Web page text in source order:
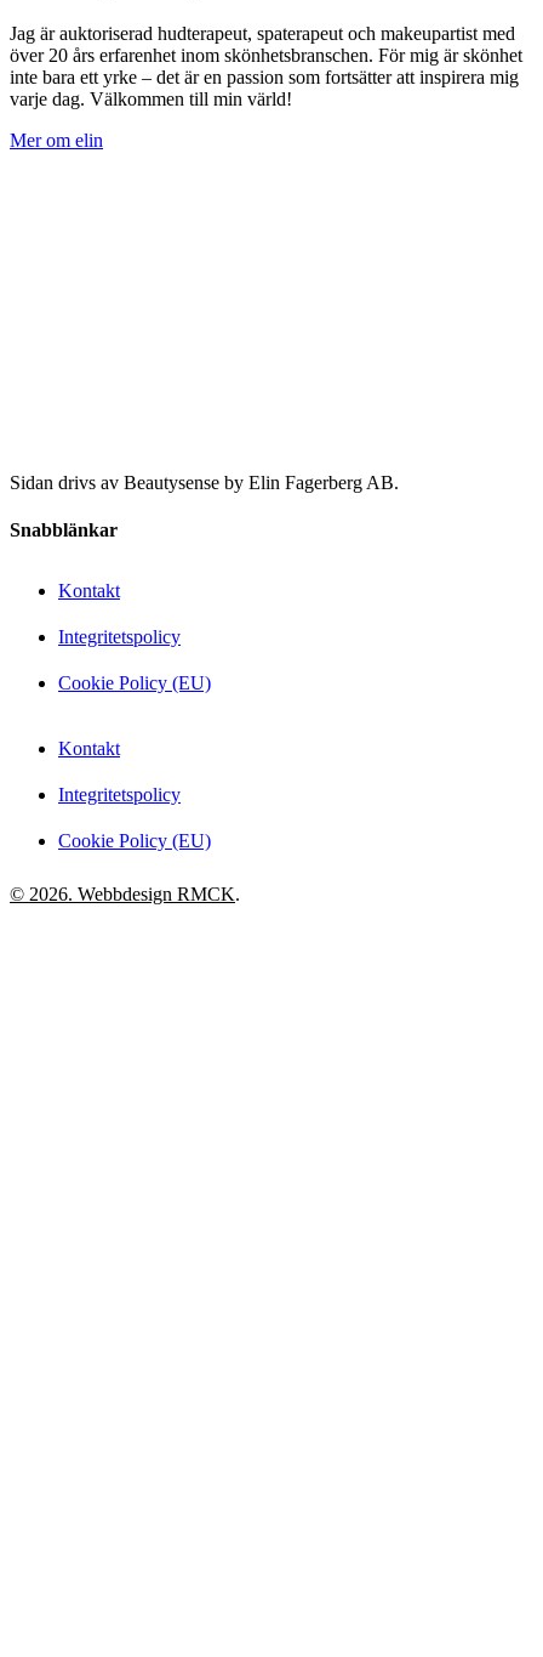
Jag är auktoriserad hudterapeut, spaterapeut och makeupartist med
över 20 års erfarenhet inom skönhetsbranschen. För mig är skönhet
inte bara ett yrke – det är en passion som fortsätter att inspirera mig
varje dag. Välkommen till min värld!
Mer om elin
Sidan drivs av Beautysense by Elin Fagerberg AB.
Snabblänkar
Kontakt
Integritetspolicy
Cookie Policy (EU)
Kontakt
Integritetspolicy
Cookie Policy (EU)
© 2026. Webbdesign RMCK.